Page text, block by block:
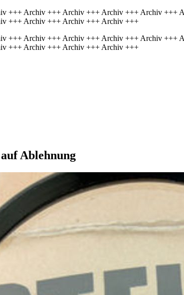
+++ Archiv +++ Archiv +++ Archiv +++ Archiv
+++ Archiv +++ Archiv +++ Archiv +++
+++ Archiv +++ Archiv +++ Archiv +++ Archiv
+++ Archiv +++ Archiv +++ Archiv +++
Ablehnung